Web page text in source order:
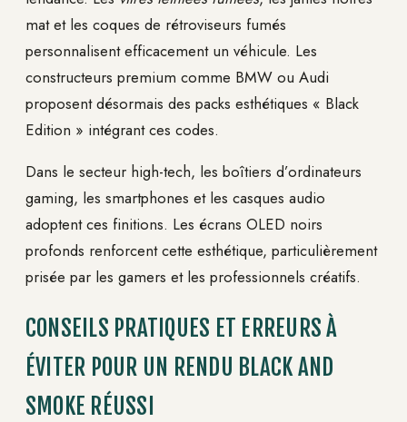
mat et les coques de rétroviseurs fumés
personnalisent efficacement un véhicule. Les
constructeurs premium comme BMW ou Audi
proposent désormais des packs esthétiques « Black
Edition » intégrant ces codes.
Dans le secteur high-tech, les boîtiers d’ordinateurs
gaming, les smartphones et les casques audio
adoptent ces finitions. Les écrans OLED noirs
profonds renforcent cette esthétique, particulièrement
prisée par les gamers et les professionnels créatifs.
CONSEILS PRATIQUES ET ERREURS À
ÉVITER POUR UN RENDU BLACK AND
SMOKE RÉUSSI